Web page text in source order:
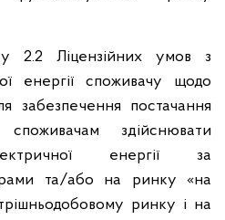
2.2 Ліцензійних умов з
енергії споживачу щодо
забезпечення постачання
споживачам здійснювати
енергії за
та/або на ринку «на
ринку і на